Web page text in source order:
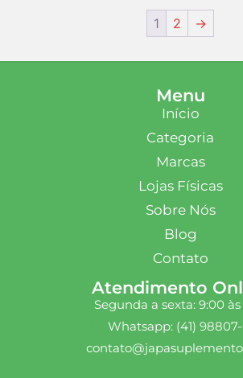
1 2 →
Menu
Início
Categoria
Marcas
Lojas Físicas
Sobre Nós
Blog
Contato
Atendimento
Segunda a sexta: 9:00
Whatsapp: (41)